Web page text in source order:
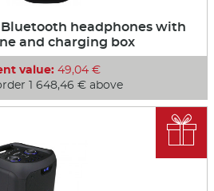
Bluetooth headphones with
and charging box
value:49,04 €
1 648,46 € above
